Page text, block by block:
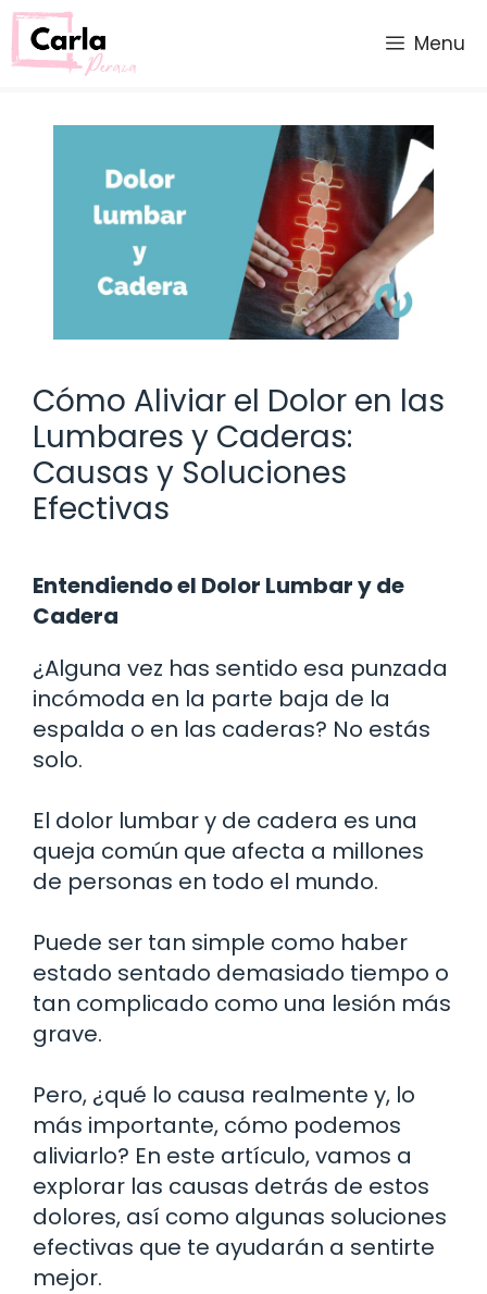
Saltar
al
contenido
Menu
Cómo Aliviar el Dolor en las
Lumbares y Caderas:
Causas y Soluciones
Efectivas
Entendiendo el Dolor Lumbar y de
Cadera
¿Alguna vez has sentido esa punzada
incómoda en la parte baja de la
espalda o en las caderas? No estás
solo.
El dolor lumbar y de cadera es una
queja común que afecta a millones
de personas en todo el mundo.
Puede ser tan simple como haber
estado sentado demasiado tiempo o
tan complicado como una lesión más
grave.
Pero, ¿qué lo causa realmente y, lo
más importante, cómo podemos
aliviarlo? En este artículo, vamos a
explorar las causas detrás de estos
dolores, así como algunas soluciones
efectivas que te ayudarán a sentirte
mejor.